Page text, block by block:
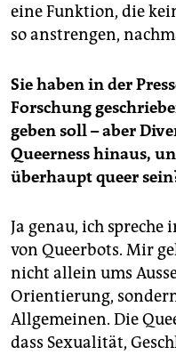
eine Funktion, die
so anstrengen,
Sie haben in der
Forschung
geben soll – aber
Queerness hinaus,
überhaupt queer
Ja genau, ich
von Queerbots. Mir
nicht allein ums
Orientierung,
Allgemeinen. Die
dass Sexualität,